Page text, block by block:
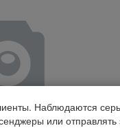
Наблюдаются
или